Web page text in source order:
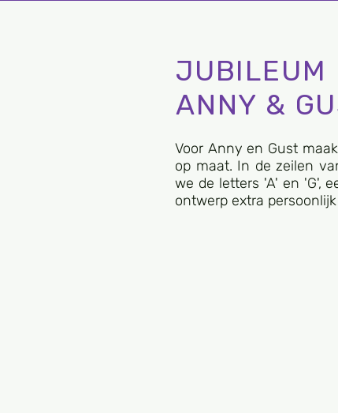
JUBILEUM
ANNY &
Voor Anny en Gust
op maat. In de zeilen
we de letters 'A' en 'G',
ontwerp extra